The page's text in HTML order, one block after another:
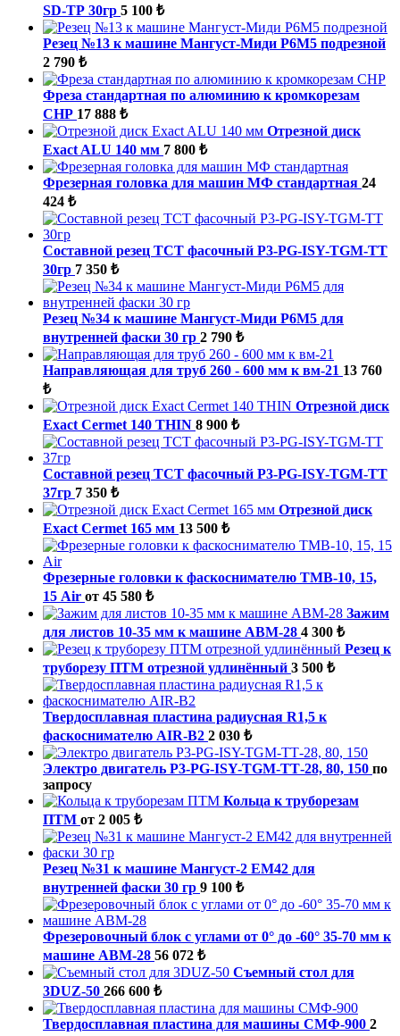
SD-ТР 30гр 5 100 ₺
Резец №13 к машине Мангуст-Миди Р6М5 подрезной
2 790 ₺
Фреза стандартная по алюминию к кромкорезам
СНР 17 888 ₺
Отрезной диск
Exact ALU 140 мм 7 800 ₺
Фрезерная головка для машин МФ стандартная 24
424 ₺
Составной резец TCT фасочный P3-PG-ISY-TGM-ТТ
30гр 7 350 ₺
Резец №34 к машине Мангуст-Миди Р6М5 для
внутренней фаски 30 гр 2 790 ₺
Направляющая для труб 260 - 600 мм к вм-21 13 760
₺
Отрезной диск
Exact Cermet 140 THIN 8 900 ₺
Составной резец TCT фасочный P3-PG-ISY-TGM-ТТ
37гр 7 350 ₺
Отрезной диск
Exact Cermet 165 мм 13 500 ₺
Фрезерные головки к фаскоснимателю ТМВ-10, 15,
15 Air от 45 580 ₺
Зажим
для листов 10-35 мм к машине ABM-28 4 300 ₺
Резец к
труборезу ПТМ отрезной удлинённый 3 500 ₺
Твердосплавная пластина радиусная R1,5 к
фаскоснимателю AIR-B2 2 030 ₺
Электро двигатель P3-PG-ISY-TGM-ТТ-28, 80, 150 по
запросу
Кольца к труборезам
ПТМ от 2 005 ₺
Резец №31 к машине Мангуст-2 ЕМ42 для
внутренней фаски 30 гр 9 100 ₺
Фрезеровочный блок с углами от 0° до -60° 35-70 мм к
машине ABM-28 56 072 ₺
Съемный стол для
3DUZ-50 266 600 ₺
Твердосплавная пластина для машины СМФ-900 2